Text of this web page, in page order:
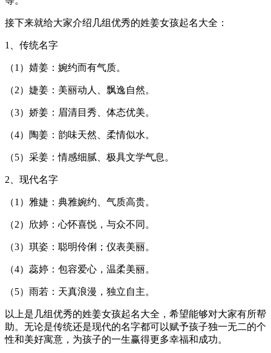
接下来就给大家介绍几组优秀的姓姜女孩起名大全：
1、传统名字
（1）婧姜：婉约而有气质。
（2）婕姜：美丽动人、飘逸自然。
（3）娇姜：眉清目秀、体态优美。
（4）陶姜：韵味天然、柔情似水。
（5）采姜：情感细腻、极具文学气息。
2、现代名字
（1）雅婕：典雅婉约、气质高贵。
（2）欣婷：心怀喜悦，与众不同。
（3）琪姿：聪明伶俐；仪表美丽。
（4）蕊婷：包容爱心，温柔美丽。
（5）雨若：天真浪漫，独立自主。
以上是几组优秀的姓姜女孩起名大全，希望能够对大家有所帮
助。无论是传统还是现代的名字都可以赋予孩子独一无二的个
性和美好寓意，为孩子的一生赢得更多幸福和成功。